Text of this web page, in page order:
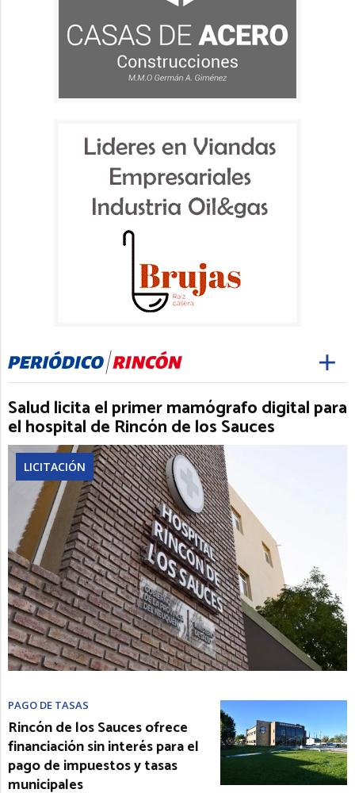
Salud licita el primer mamógrafo digital para
el hospital de Rincón de los Sauces
LICITACIÓN
PAGO DE TASAS
Rincón de los Sauces ofrece
financiación sin interés para el
pago de impuestos y tasas
municipales